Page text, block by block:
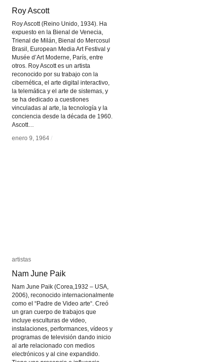
Roy Ascott
Roy Ascott (Reino Unido, 1934). Ha
expuesto en la Bienal de Venecia,
Trienal de Milán, Bienal do Mercosul
Brasil, European Media Art Festival y
Musée d’Art Moderne, París, entre
otros. Roy Ascott es un artista
reconocido por su trabajo con la
cibernética, el arte digital interactivo,
la telemática y el arte de sistemas, y
se ha dedicado a cuestiones
vinculadas al arte, la tecnología y la
conciencia desde la década de 1960.
Ascott…
enero 9, 1964 /
Roy Ascott
enero 9, 1964 /
artistas
Nam June Paik
Nam June Paik (Corea,1932 – USA,
2006), reconocido internacionalmente
como el “Padre de Video arte“. Creó
un gran cuerpo de trabajos que
incluye esculturas de video,
instalaciones, performances, vídeos y
programas de televisión dando inicio
al arte relacionado con medios
electrónicos y al cine expandido.
artistas
Nam June Paik